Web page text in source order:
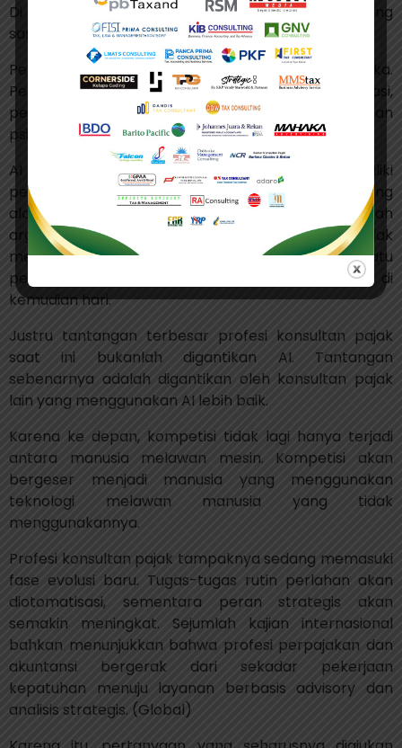
Di titik inilah manusia masih memegang peran yang
sangat besar.
Perpajakan tidak hanya berbicara mengenai angka.
Perpajakan berbicara mengenai konteks, interpretasi,
pertimbangan bisnis, risiko hukum, negosiasi, bahkan
psikologi manusia.
AI dapat membaca aturan. Tetapi AI belum memiliki
pengalaman menghadapi pemeriksaan pajak yang
alot. AI tidak memiliki intuisi saat membaca arah
argumentasi lawan dalam sengketa. AI juga tidak
memiliki tanggung jawab profesional ketika suatu
pendapat pajak menimbulkan risiko hukum di
kemudian hari.
Justru tantangan terbesar profesi konsultan pajak
saat ini bukanlah digantikan AI. Tantangan
sebenarnya adalah digantikan oleh konsultan pajak
lain yang menggunakan AI lebih baik.
Karena ke depan, kompetisi tidak lagi hanya terjadi
antara manusia melawan mesin. Kompetisi akan
bergeser menjadi manusia yang menggunakan
teknologi melawan manusia yang tidak
menggunakannya.
Profesi konsultan pajak tampaknya sedang memasuki
fase evolusi baru. Tugas-tugas rutin perlahan akan
diotomatisasi, sementara peran strategis akan
semakin meningkat. Sejumlah kajian internasional
bahkan menunjukkan bahwa profesi perpajakan dan
akuntansi bergerak dari sekadar pekerjaan
kepatuhan menuju layanan berbasis advisory dan
analisis strategis. (Global)